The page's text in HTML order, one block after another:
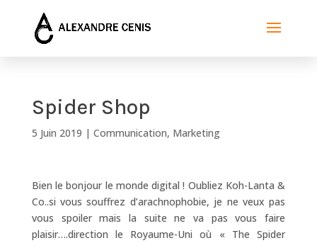
Spider Shop
5 Juin 2019 | Communication, Marketing
Bien le bonjour le monde digital ! Oubliez Koh-Lanta &
Co..si vous souffrez d’arachnophobie, je ne veux pas
vous spoiler mais la suite ne va pas vous faire
plaisir….direction le Royaume-Uni où « The Spider